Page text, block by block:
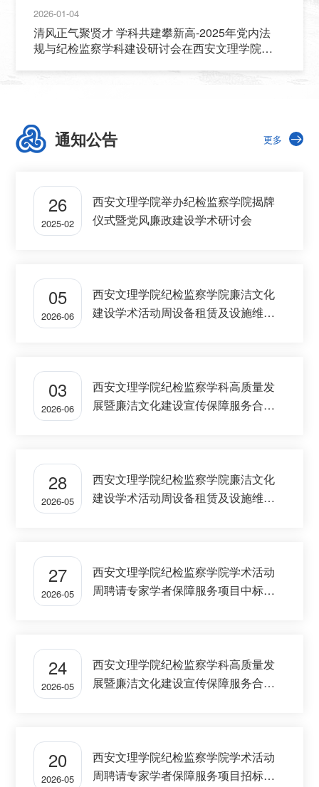
2026-01-04
清风正气聚贤才 学科共建攀新高-2025年党内法
规与纪检监察学科建设研讨会在西安文理学院成
通知公告 更多
26
2025-02
西安文理学院举办纪检监察学院揭牌
仪式暨党风廉政建设学术研讨会
05
2026-06
西安文理学院纪检监察学院廉洁文化
建设学术活动周设备租赁及设施维修
03
2026-06
西安文理学院纪检监察学科高质量发
展暨廉洁文化建设宣传保障服务合同
28
2026-05
西安文理学院纪检监察学院廉洁文化
建设学术活动周设备租赁及设施维修
27
2026-05
西安文理学院纪检监察学院学术活动
周聘请专家学者保障服务项目中标公
24
2026-05
西安文理学院纪检监察学科高质量发
展暨廉洁文化建设宣传保障服务合同
20
2026-05
西安文理学院纪检监察学院学术活动
周聘请专家学者保障服务项目招标公